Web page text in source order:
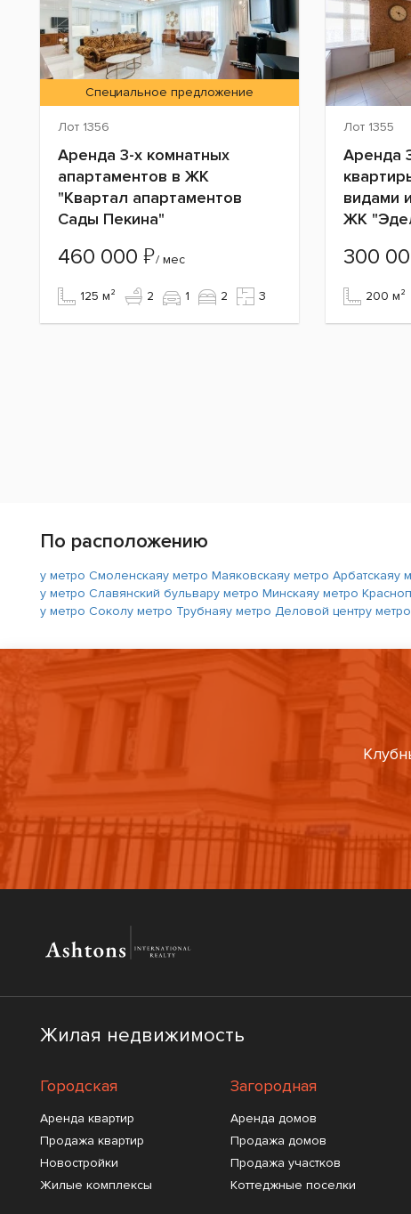
Специальное предложение
Лот 1356
Аренда 3-х комнатных
апартаментов в ЖК
"Квартал апартаментов
Сады Пекина"
460 000 ₽/ мес
125 м² 2 1 2 3
Лот 1355
Аренда
видами
ЖК
300
200 м²
По расположению
у метро Смоленскаяу метро Маяковскаяу метро Арбатскаяу
у метро Славянский бульвару метро Минскаяу метро
у метро Соколу метро Трубнаяу метро Деловой центру
Жилая недвижимость
Городская
Аренда квартир
Продажа квартир
Новостройки
Жилые комплексы
Загородная
Аренда домов
Продажа домов
Продажа участков
Коттеджные поселки